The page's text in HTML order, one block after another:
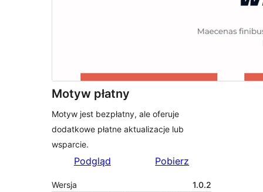
Motyw płatny
Motyw jest bezpłatny, ale oferuje
dodatkowe płatne aktualizacje lub
wsparcie.
Podgląd Pobierz
Wersja
1.0.2